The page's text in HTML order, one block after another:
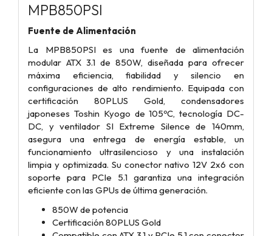
MPB850PSI
Fuente de Alimentación
La MPB850PSI es una fuente de alimentación
modular ATX 3.1 de 850W, diseñada para ofrecer
máxima eficiencia, fiabilidad y silencio en
configuraciones de alto rendimiento. Equipada con
certificación 80PLUS Gold, condensadores
japoneses Toshin Kyogo de 105ºC, tecnología DC-
DC, y ventilador SI Extreme Silence de 140mm,
asegura una entrega de energía estable, un
funcionamiento ultrasilencioso y una instalación
limpia y optimizada. Su conector nativo 12V 2x6 con
soporte para PCIe 5.1 garantiza una integración
eficiente con las GPUs de última generación.
850W de potencia
Certificación 80PLUS Gold